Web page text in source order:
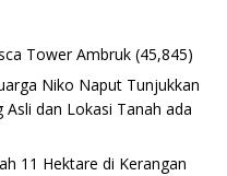
Tower Ambruk (45,845)
Niko Naput Tunjukkan
dan Lokasi Tanah ada
11 Hektare di Kerangan